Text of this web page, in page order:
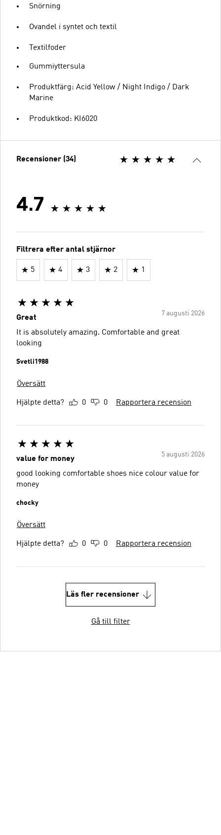
Snörning
Ovandel i syntet och textil
Textilfoder
Gummiyttersula
Produktfärg: Acid Yellow / Night Indigo / Dark
Marine
Produktkod: KI6020
Recensioner (34)
4.7
Filtrera efter antal stjärnor
5 4 3 2 1
7 augusti 2026
Great
It is absolutely amazing. Comfortable and great
looking
Svetli1988
Översätt
Hjälpte detta? 0 0 Rapportera recension
5 augusti 2026
value for money
good looking comfortable shoes nice colour value for
money
chocky
Översätt
Hjälpte detta? 0 0 Rapportera recension
Läs fler recensioner
Gå till filter